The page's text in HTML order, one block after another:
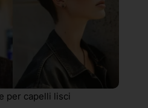
per capelli lisci